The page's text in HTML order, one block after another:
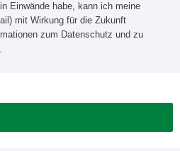
Einwände habe, kann ich meine
mit Wirkung für die Zukunft
zum Datenschutz und zu
.